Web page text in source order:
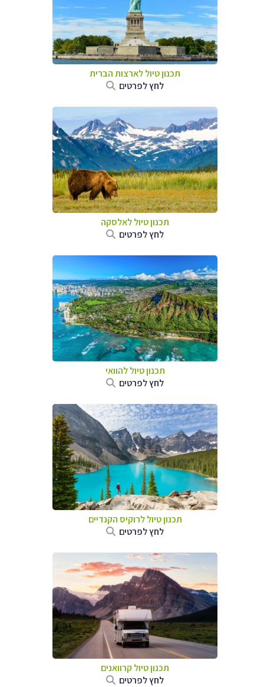
תכנון טיול לארצות הברית
לחץ לפרטים
תכנון טיול לאלסקה
לחץ לפרטים
תכנון טיול להוואי
לחץ לפרטים
תכנון טיול לרוקיס הקנדיים
לחץ לפרטים
תכנון טיול קרוואנים
לחץ לפרטים